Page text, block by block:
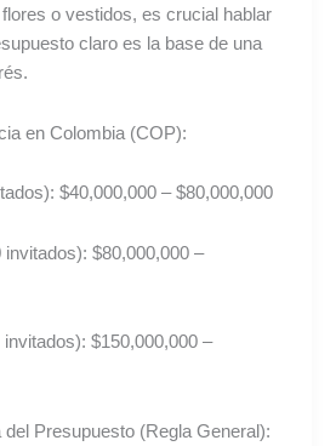
o vestidos, es crucial hablar
claro es la base de una
en Colombia (COP):
$40,000,000 – $80,000,000
invitados): $80,000,000 –
$150,000,000 –
Presupuesto (Regla General):